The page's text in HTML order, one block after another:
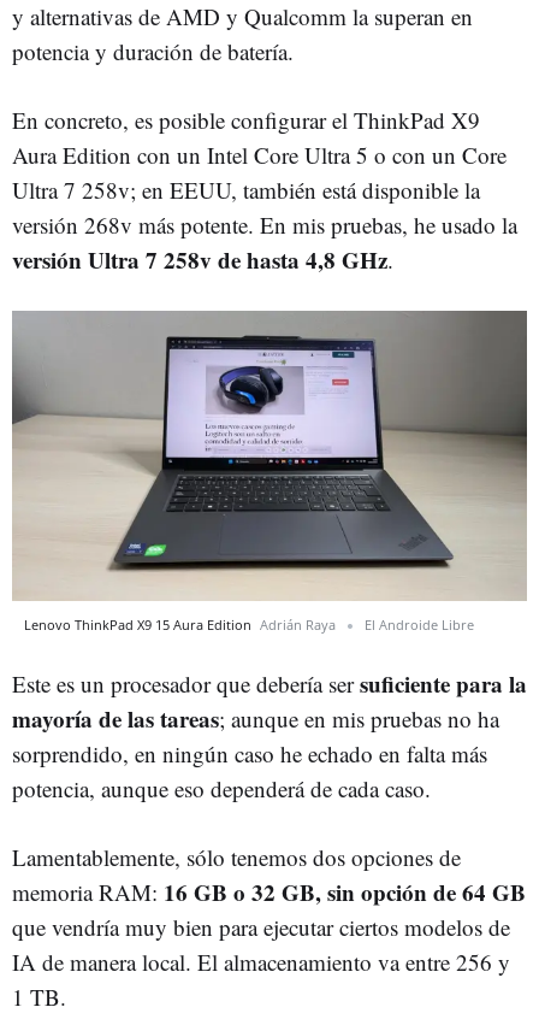
y alternativas de AMD y Qualcomm la superan en
potencia y duración de batería.
En concreto, es posible configurar el ThinkPad X9
Aura Edition con un Intel Core Ultra 5 o con un Core
Ultra 7 258v; en EEUU, también está disponible la
versión 268v más potente. En mis pruebas, he usado la
versión Ultra 7 258v de hasta 4,8 GHz.
Lenovo ThinkPad X9 15 Aura Edition Adrián Raya El Androide Libre
Este es un procesador que debería sersuficiente para la
mayoría de las tareas; aunque en mis pruebas no ha
sorprendido, en ningún caso he echado en falta más
potencia, aunque eso dependerá de cada caso.
Lamentablemente, sólo tenemos dos opciones de
memoria RAM: 16 GB o 32 GB, sin opción de 64 GB
que vendría muy bien para ejecutar ciertos modelos de
IA de manera local. El almacenamiento va entre 256 y
1 TB.